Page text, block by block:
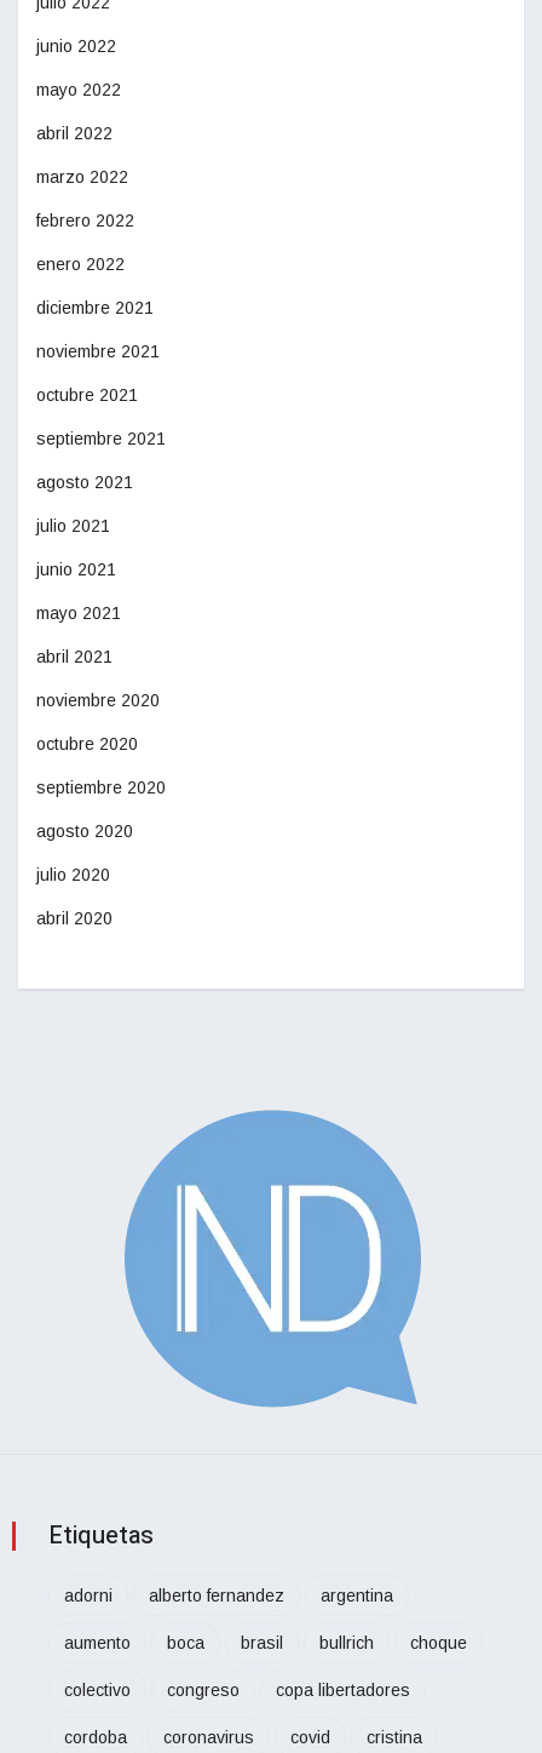
junio 2022
mayo 2022
abril 2022
marzo 2022
febrero 2022
enero 2022
diciembre 2021
noviembre 2021
octubre 2021
septiembre 2021
agosto 2021
julio 2021
junio 2021
mayo 2021
abril 2021
noviembre 2020
octubre 2020
septiembre 2020
agosto 2020
julio 2020
abril 2020
Etiquetas
adorni alberto fernandez argentina
aumento boca brasil bullrich choque
colectivo congreso copa libertadores
cordoba coronavirus covid cristina